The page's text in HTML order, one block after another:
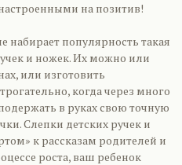
на позитив!
набирает популярность такая
и ножек. Их можно или
или изготовить
когда через много
в руках свою точную
Слепки детских ручек и
к рассказам родителей и
роста, ваш ребенок